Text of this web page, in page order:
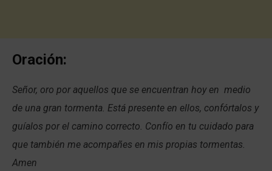
Oración:
Señor, oro por aquellos que se encuentran hoy en medio
de una gran tormenta. Está presente en ellos, confórtalos y
guíalos por el camino correcto. Confío en tu cuidado para
que también me acompañes en mis propias tormentas.
Amen